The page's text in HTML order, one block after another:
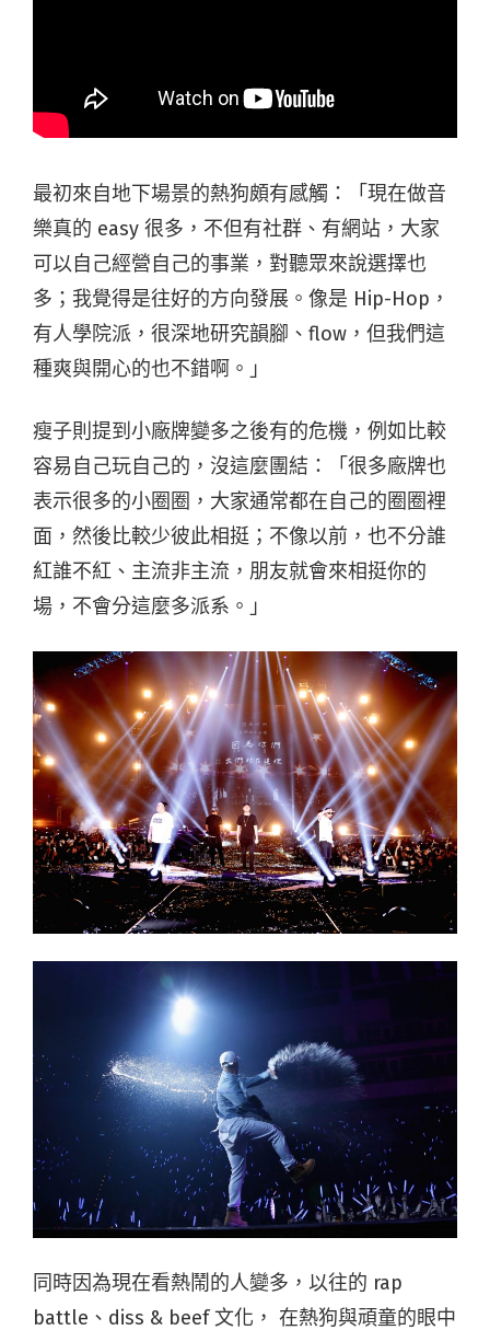
最初來自地下場景的熱狗頗有感觸：「現在做音
樂真的 easy 很多，不但有社群、有網站，大家
可以自己經營自己的事業，對聽眾來說選擇也
多；我覺得是往好的方向發展。像是 Hip-Hop，
有人學院派，很深地研究韻腳、flow，但我們這
種爽與開心的也不錯啊。」
瘦子則提到小廠牌變多之後有的危機，例如比較
容易自己玩自己的，沒這麼團結：「很多廠牌也
表示很多的小圈圈，大家通常都在自己的圈圈裡
面，然後比較少彼此相挺；不像以前，也不分誰
紅誰不紅、主流非主流，朋友就會來相挺你的
場，不會分這麼多派系。」
同時因為現在看熱鬧的人變多，以往的 rap
battle、diss & beef 文化， 在熱狗與頑童的眼中